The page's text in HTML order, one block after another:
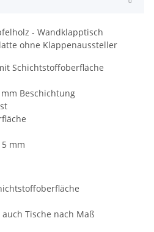
- Wandklapptisch
ohne Klappenaussteller
Schichtstoffoberfläche
Beschichtung
mm
Tische nach Maß